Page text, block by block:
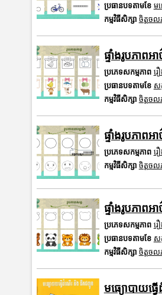
ប្រធានបទតាមខែ ម
កម្មវិធីសិក្សា ចិត្តចល
ផ្ទាំងរូបភាពអ
ប្រភេទសកម្មភាព រ
ប្រធានបទតាមខែ ស
កម្មវិធីសិក្សា ចិត្តចល
ផ្ទាំងរូបភាព
ប្រភេទសកម្មភាព រ
កម្មវិធីសិក្សា ចិត្តចល
ផ្ទាំងរូបភាពអ
ប្រភេទសកម្មភាព រ
ប្រធានបទតាមខែ ស
កម្មវិធីសិក្សា ចិត្តចល
មធ្យោបាយធ្វ